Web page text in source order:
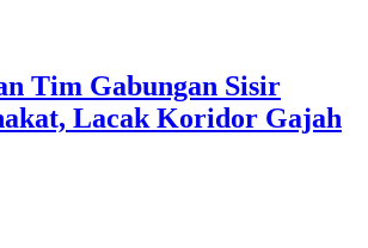
Tim Gabungan Sisir
Lacak Koridor Gajah